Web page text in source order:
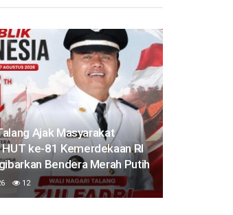
Ajak Masyarakat
ke-81 Kemerdekaan RI
Bendera Merah Putih
12